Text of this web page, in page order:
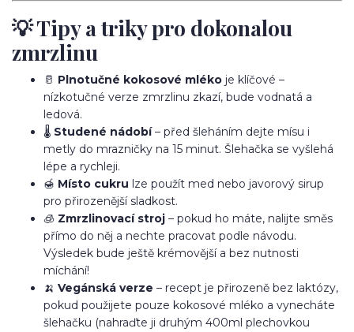
💡 Tipy a triky pro dokonalou
zmrzlinu
🥛 Plnotučné kokosové mléko je klíčové –
nízkotučné verze zmrzlinu zkazí, bude vodnatá a
ledová.
🌡️ Studené nádobí– před šleháním dejte mísu i
metly do mrazničky na 15 minut. Šlehačka se vyšlehá
lépe a rychleji.
🍯 Místo cukru lze použít med nebo javorový sirup
pro přirozenější sladkost.
🧊 Zmrzlinovací stroj – pokud ho máte, nalijte směs
přímo do něj a nechte pracovat podle návodu.
Výsledek bude ještě krémovější a bez nutnosti
míchání!
🍌 Vegánská verze – recept je přirozeně bez laktózy,
pokud použijete pouze kokosové mléko a vynecháte
šlehačku (nahraďte ji druhým 400ml plechovkou